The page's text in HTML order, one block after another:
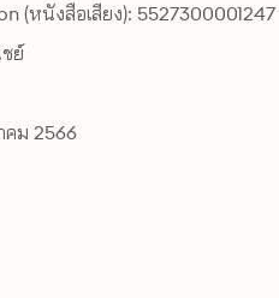
(หนังสือเสียง): 5527300001247
ย์
คม 2566